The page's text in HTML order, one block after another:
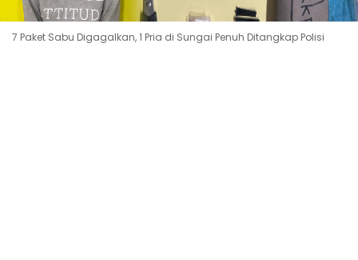
7 Paket Sabu Digagalkan, 1 Pria di Sungai Penuh Ditangkap Polisi